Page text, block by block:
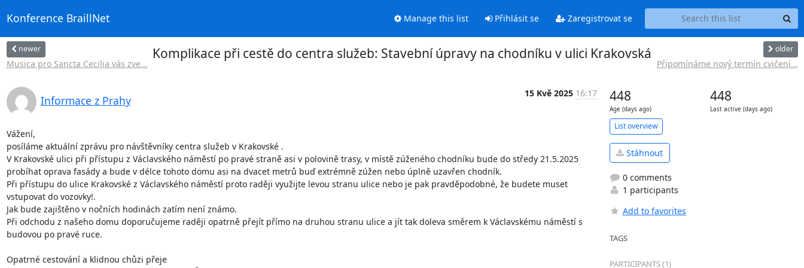
Konference BraillNet Manage this list Přihlásit se Zaregistrovat se
newer
Musica pro Sancta Cecilia vás zve...
Komplikace při cestě do centra služeb: Stavební úpravy na chodníku v ulici Krakovská older
Připomínáme nový termín cvičení...
Informace z Prahy
15 Kvě 2025 16:17
Vážení,
posíláme aktuální zprávu pro návštěvníky centra služeb v Krakovské .
V Krakovské ulici při přístupu z Václavského náměstí po pravé straně asi v polovině trasy, v místě zúženého chodníku bude do středy 21.5.2025
probíhat oprava fasády a bude v délce tohoto domu asi na dvacet metrů buď extrémně zúžen nebo úplně uzavřen chodník.
Při přístupu do ulice Krakovské z Václavského náměstí proto raději využijte levou stranu ulice nebo je pak pravděpodobné, že budete muset
vstupovat do vozovky!.
Jak bude zajištěno v nočních hodinách zatím není známo.
Při odchodu z našeho domu doporučujeme raději opatrně přejít přímo na druhou stranu ulice a jít tak doleva směrem k Václavskému náměstí s
budovou po pravé ruce.
Opatrné cestování a klidnou chůzi přeje
448
Age (days ago)
448
Last active (days ago)
List overview
Stáhnout
0 comments
1 participants
Add to favorites
TAGS
PARTICIPANTS (1)